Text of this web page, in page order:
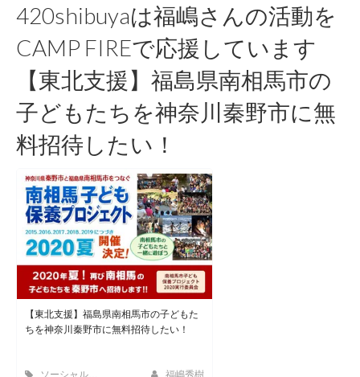
420shibuyaは福嶋さんの活動を
CAMP FIREで応援しています
【東北支援】福島県南相馬市の
子どもたちを神奈川秦野市に無
料招待したい！